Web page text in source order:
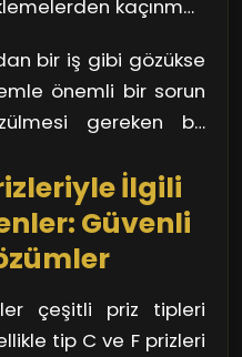
uygun bir
evdeki elektrik
olursunuz.
kaçınmak
olmak, hem
korur.
prizleri zamanında
bir iş gibi gözükse
önemli bir sorun
gereken bir
hayati detayları
İlgili
Güvenli
çeşitli priz tipleri
tip C ve F prizleri